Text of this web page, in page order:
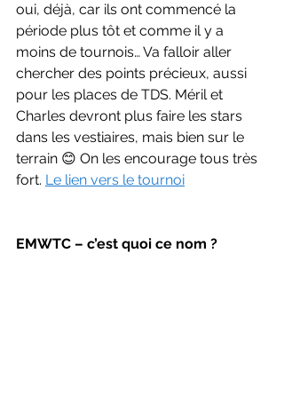
oui, déjà, car ils ont commencé la
période plus tôt et comme il y a
moins de tournois… Va falloir aller
chercher des points précieux, aussi
pour les places de TDS. Méril et
Charles devront plus faire les stars
dans les vestiaires, mais bien sur le
terrain 😊 On les encourage tous très
fort. Le lien vers le tournoi
EMWTC – c’est quoi ce nom ?